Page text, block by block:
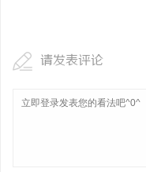
请发表评论